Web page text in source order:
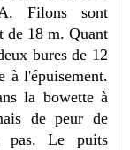
Filons sont
de 18 m. Quant
bures de 12
à l'épuisement.
la bowette à
de peur de
pas. Le puits